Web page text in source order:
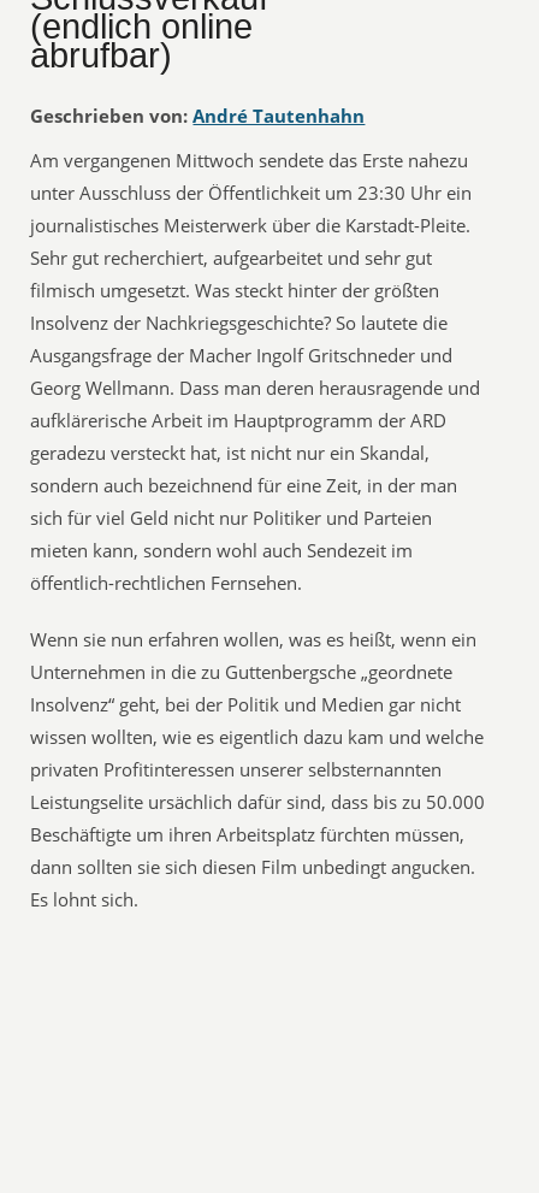
(endlich online
abrufbar)
Geschrieben von: André Tautenhahn
Am vergangenen Mittwoch sendete das Erste nahezu
unter Ausschluss der Öffentlichkeit um 23:30 Uhr ein
journalistisches Meisterwerk über die Karstadt-Pleite.
Sehr gut recherchiert, aufgearbeitet und sehr gut
filmisch umgesetzt. Was steckt hinter der größten
Insolvenz der Nachkriegsgeschichte? So lautete die
Ausgangsfrage der Macher Ingolf Gritschneder und
Georg Wellmann. Dass man deren herausragende und
aufklärerische Arbeit im Hauptprogramm der ARD
geradezu versteckt hat, ist nicht nur ein Skandal,
sondern auch bezeichnend für eine Zeit, in der man
sich für viel Geld nicht nur Politiker und Parteien
mieten kann, sondern wohl auch Sendezeit im
öffentlich-rechtlichen Fernsehen.
Wenn sie nun erfahren wollen, was es heißt, wenn ein
Unternehmen in die zu Guttenbergsche „geordnete
Insolvenz“ geht, bei der Politik und Medien gar nicht
wissen wollten, wie es eigentlich dazu kam und welche
privaten Profitinteressen unserer selbsternannten
Leistungselite ursächlich dafür sind, dass bis zu 50.000
Beschäftigte um ihren Arbeitsplatz fürchten müssen,
dann sollten sie sich diesen Film unbedingt angucken.
Es lohnt sich.